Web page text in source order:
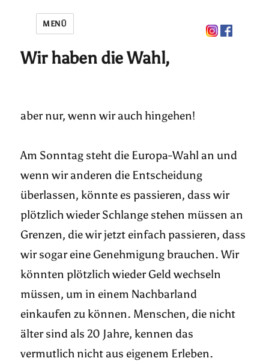
MENÜ
Wir haben die Wahl,
aber nur, wenn wir auch hingehen!
Am Sonntag steht die Europa-Wahl an und
wenn wir anderen die Entscheidung
überlassen, könnte es passieren, dass wir
plötzlich wieder Schlange stehen müssen an
Grenzen, die wir jetzt einfach passieren, dass
wir sogar eine Genehmigung brauchen. Wir
könnten plötzlich wieder Geld wechseln
müssen, um in einem Nachbarland
einkaufen zu können. Menschen, die nicht
älter sind als 20 Jahre, kennen das
vermutlich nicht aus eigenem Erleben.